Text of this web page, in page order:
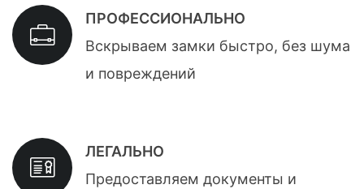
ПРОФЕССИОНАЛЬНО
Вскрываем замки быстро, без шума
и повреждений
ЛЕГАЛЬНО
Предоставляем документы и